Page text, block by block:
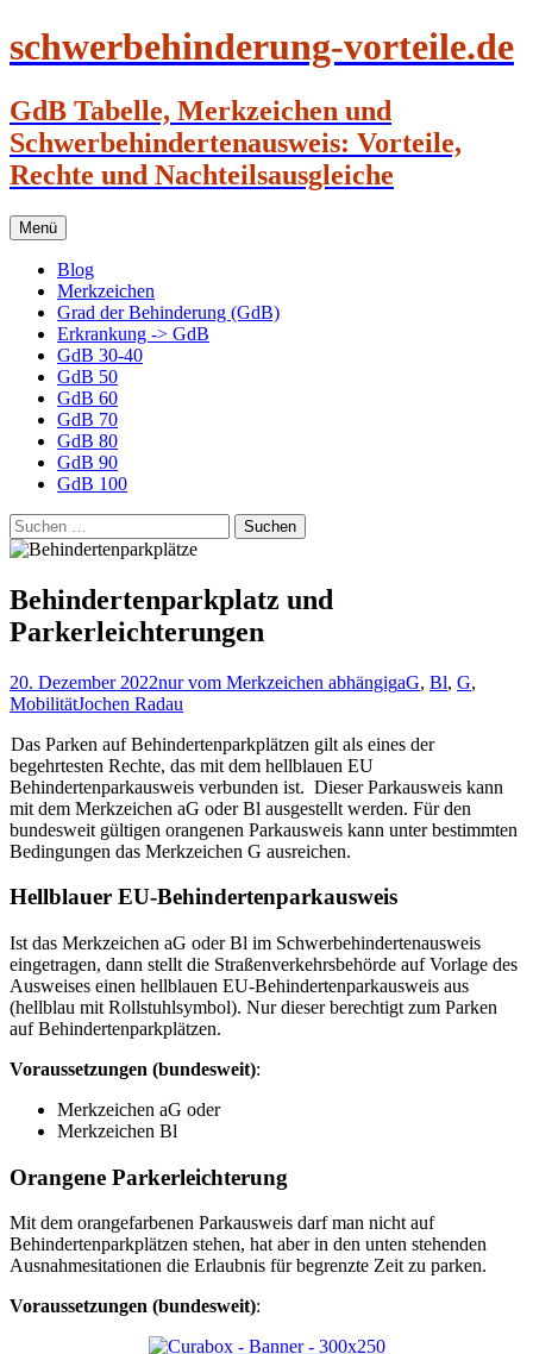
schwerbehinderung-vorteile.de
GdB Tabelle, Merkzeichen und
Schwerbehindertenausweis: Vorteile,
Rechte und Nachteilsausgleiche
Menü Zum
Inhalt
springen
Blog
Merkzeichen
Grad der Behinderung (GdB)
Erkrankung -> GdB
GdB 30-40
GdB 50
GdB 60
GdB 70
GdB 80
GdB 90
GdB 100
Suchen
nach:
Behindertenparkplatz und
Parkerleichterungen
20. Dezember 2022nur vom Merkzeichen abhängigaG, Bl, G,
MobilitätJochen Radau
Das Parken auf Behindertenparkplätzen gilt als eines der
begehrtesten Rechte, das mit dem hellblauen EU
Behindertenparkausweis verbunden ist. Dieser Parkausweis kann
mit dem Merkzeichen aG oder Bl ausgestellt werden. Für den
bundesweit gültigen orangenen Parkausweis kann unter bestimmten
Bedingungen das Merkzeichen G ausreichen.
Hellblauer EU-Behindertenparkausweis
Ist das Merkzeichen aG oder Bl im Schwerbehindertenausweis
eingetragen, dann stellt die Straßenverkehrsbehörde auf Vorlage des
Ausweises einen hellblauen EU-Behindertenparkausweis aus
(hellblau mit Rollstuhlsymbol). Nur dieser berechtigt zum Parken
auf Behindertenparkplätzen.
Voraussetzungen (bundesweit):
Merkzeichen aG oder
Merkzeichen Bl
Orangene Parkerleichterung
Mit dem orangefarbenen Parkausweis darf man nicht auf
Behindertenparkplätzen stehen, hat aber in den unten stehenden
Ausnahmesitationen die Erlaubnis für begrenzte Zeit zu parken.
Voraussetzungen (bundesweit):